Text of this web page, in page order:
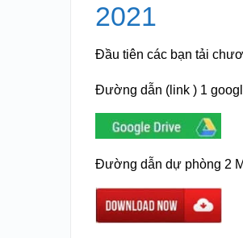
2021
Đầu tiên các bạn tải
Đường dẫn (link ) 1
Đường dẫn dự phòng 2